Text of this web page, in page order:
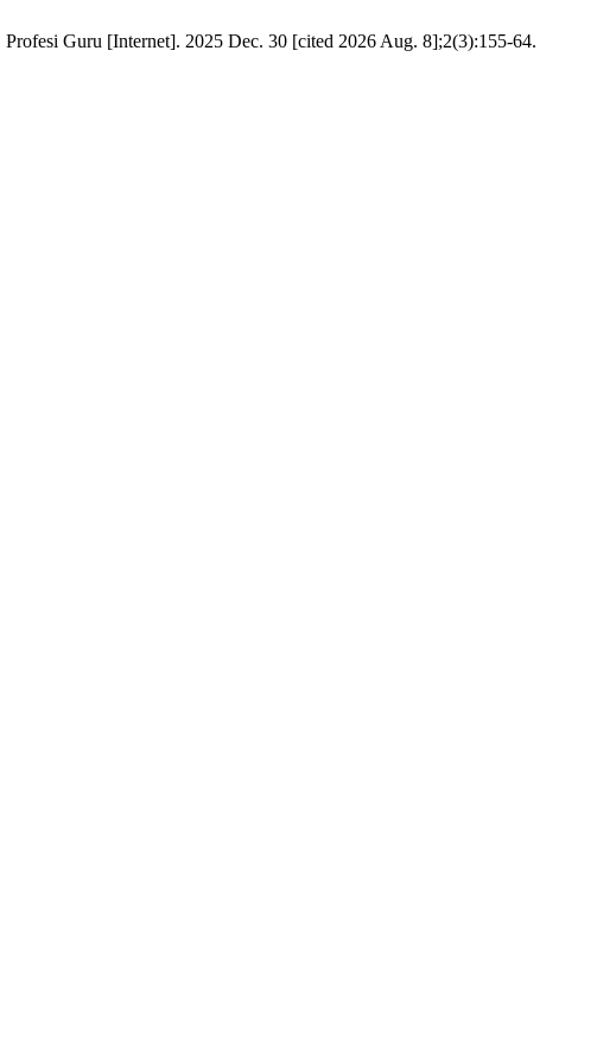
Guru [Internet]. 2025 Dec. 30 [cited 2026 Aug. 8];2(3):155-64.